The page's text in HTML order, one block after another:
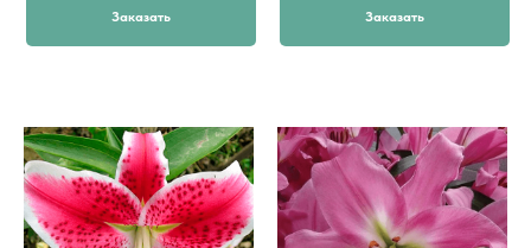
Заказать Заказать